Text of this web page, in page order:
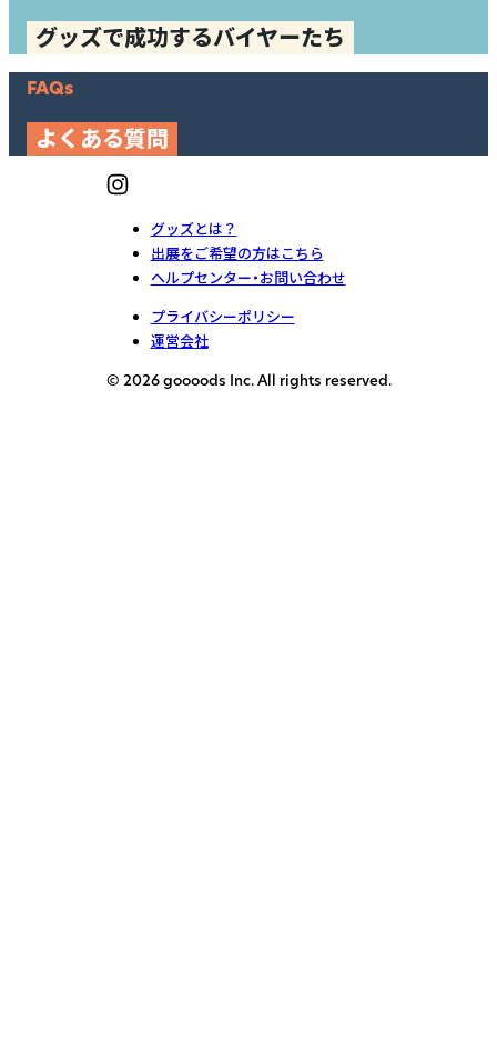
グッズで成功するバイヤーたち
FAQs
よくある質問
グッズとは？
出展をご希望の方はこちら
ヘルプセンター・お問い合わせ
プライバシーポリシー
運営会社
© 2026 goooods Inc. All rights reserved.